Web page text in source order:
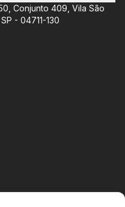
Conjunto 409, Vila São
- 04711-130